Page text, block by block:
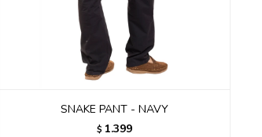
SNAKE PANT - NAVY
$ 1.399